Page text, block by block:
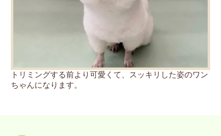
トリミングする前より可愛くて、スッキリした姿のワン
ちゃんになります。